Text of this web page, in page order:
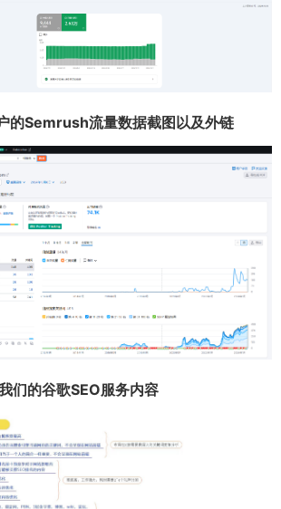
的Semrush流量数据截图以及外链
们的谷歌SEO服务内容